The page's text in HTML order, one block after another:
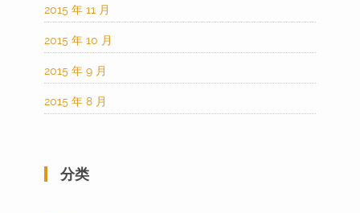
2015 年 11 月
2015 年 10 月
2015 年 9 月
2015 年 8 月
分类